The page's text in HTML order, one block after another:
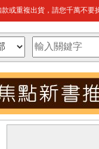
或重複出貨，請您千萬不要